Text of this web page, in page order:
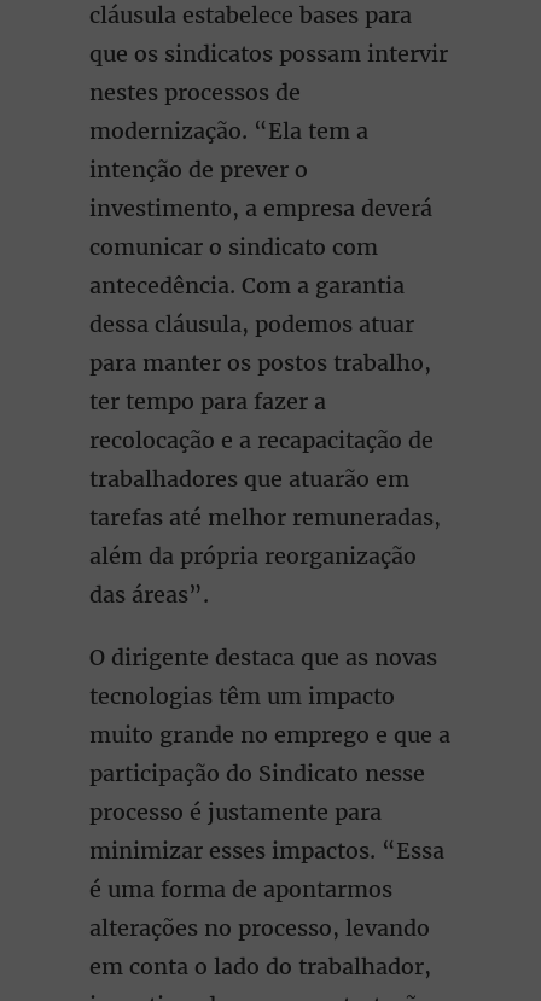
cláusula estabelece bases para
que os sindicatos possam intervir
nestes processos de
modernização. “Ela tem a
intenção de prever o
investimento, a empresa deverá
comunicar o sindicato com
antecedência. Com a garantia
dessa cláusula, podemos atuar
para manter os postos trabalho,
ter tempo para fazer a
recolocação e a recapacitação de
trabalhadores que atuarão em
tarefas até melhor remuneradas,
além da própria reorganização
das áreas”.
O dirigente destaca que as novas
tecnologias têm um impacto
muito grande no emprego e que a
participação do Sindicato nesse
processo é justamente para
minimizar esses impactos. “Essa
é uma forma de apontarmos
alterações no processo, levando
em conta o lado do trabalhador,